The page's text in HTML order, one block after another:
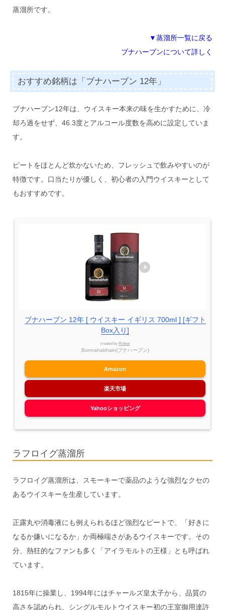
蒸溜所です。
▼蒸溜所一覧に戻る
ブナハーブンについて詳しく
おすすめ銘柄は「ブナハーブン 12年」
ブナハーブン12年は、ウイスキー本来の味を生かすために、冷
却ろ過をせず、46.3度とアルコール度数を高めに設定していま
す。
ピートをほとんど炊かないため、フレッシュで飲みやすいのが
特徴です。口当たりが優しく、初心者の入門ウイスキーとして
もおすすめです。
ブナハーブン 12年 [ ウイスキー イギリス 700ml ] [ギフト
Box入り]
created by Rinker
Bunnahabhain(ブナハーブン)
Amazon
楽天市場
Yahooショッピング
ラフロイグ蒸溜所
ラフロイグ蒸溜所は、スモーキーで薬品のような強烈なクセの
あるウイスキーを生産しています。
正露丸や消毒液にも例えられるほど強烈なピートで、「好きに
なるか嫌いになるか」か両極端さがあるウイスキーです。その
分、熱狂的なファンも多く「アイラモルトの王様」とも呼ばれ
ています。
1815年に操業し、1994年にはチャールズ皇太子から、品質の
高さを認められ、シングルモルトウイスキー初の王室御用達許